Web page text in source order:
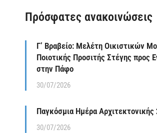
Πρόσφατες ανακοινώσεις
Γ’ Βραβείο: Μελέτη Οικιστικών
Ποιοτικής Προσιτής Στέγης προς
στην Πάφο
30/07/2026
Παγκόσμια Ημέρα
30/07/2026